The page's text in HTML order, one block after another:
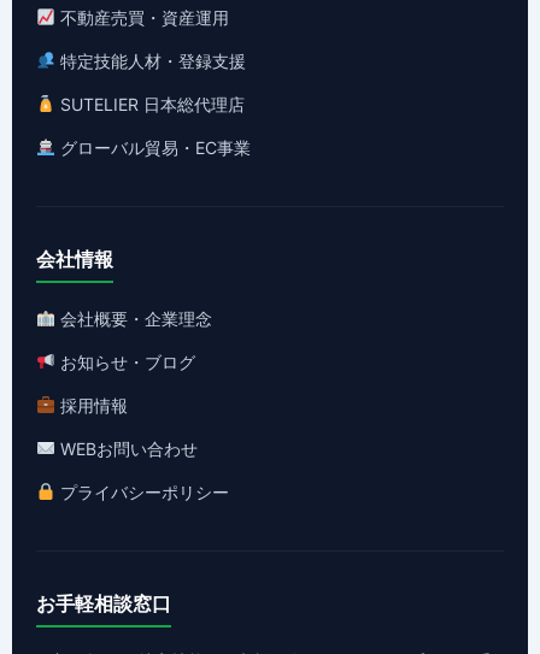
不動産売買・資産運用
特定技能人材・登録支援
SUTELIER 日本総代理店
グローバル貿易・EC事業
会社情報
会社概要・企業理念
お知らせ・ブログ
採用情報
WEBお問い合わせ
プライバシーポリシー
お手軽相談窓口